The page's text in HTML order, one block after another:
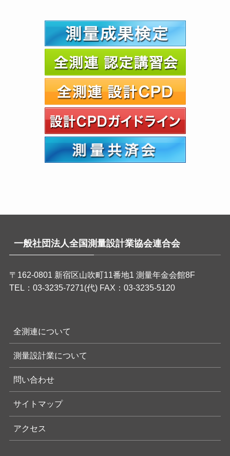
一般社団法人全国測量設計業協会連合会
〒162-0801 新宿区山吹町11番地1 測量年金会館8F
TEL：03-3235-7271(代) FAX：03-3235-5120
全測連について
測量設計業について
問い合わせ
サイトマップ
アクセス